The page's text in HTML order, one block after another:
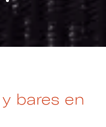
bares en